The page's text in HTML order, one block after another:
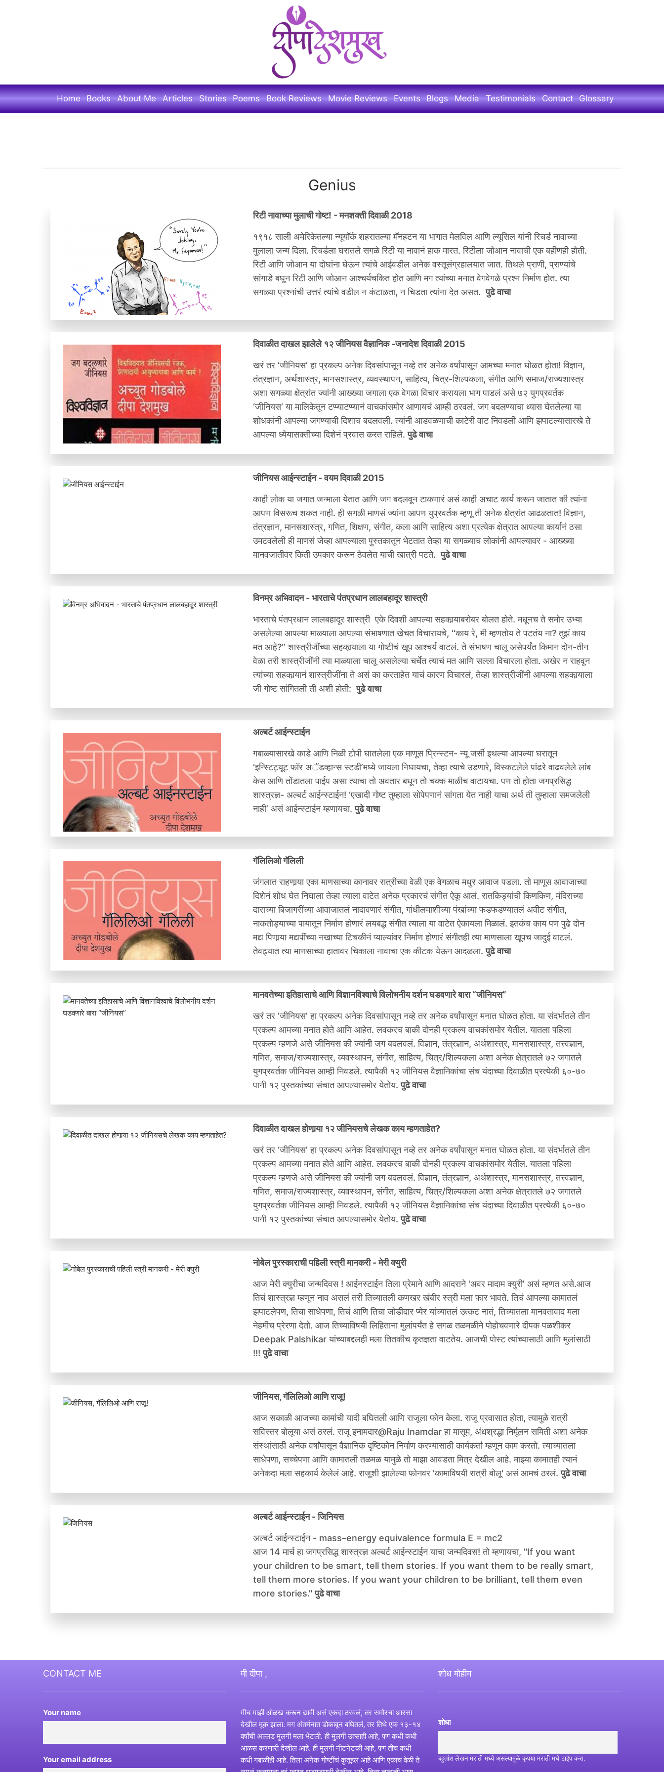
Home Books About Me Articles Stories Poems Book Reviews Movie Reviews Events Blogs Media Testimonials Contact Glossary
Genius
रिटी नावाच्या मुलाची गोष्ट! - मनशक्ती दिवाळी 2018
१९१८ साली अमेरिकेतल्या न्यूयॉर्क शहरातल्या मॅनहटन या भागात मेलविल आणि ल्यूसिल यांनी रिचर्ड नावाच्या
मुलाला जन्म दिला. रिचर्डला घरातले सगळे रिटी या नावानं हाक मारत. रिटीला जोआन नावाची एक बहीणही होती.
रिटी आणि जोआन या दोघांना घेऊन त्यांचे आईवडील अनेक वस्तूसंग्रहालयात जात. तिथले प्राणी, प्राण्यांचे
सांगाडे बघून रिटी आणि जोआन आश्चर्यचकित होत आणि मग त्यांच्या मनात वेगवेगळे प्रश्न निर्माण होत. त्या
सगळ्या प्रश्नांची उत्तरं त्यांचे वडील न कंटाळता, न चिडता त्यांना देत असत.पुढे वाचा
दिवाळीत दाखल झालेले १२ जीनियस वैज्ञानिक -जनादेश दिवाळी 2015
खरं तर ‘जीनियस’ हा प्रकल्प अनेक दिवसांपासून नव्हे तर अनेक वर्षांपासून आमच्या मनात घोळत होता! विज्ञान,
तंत्रज्ञान, अर्थशास्त्र, मानसशास्त्र, व्यवस्थापन, साहित्य, चित्र-शिल्पकला, संगीत आणि समाज/राज्यशास्त्र
अशा सगळ्या क्षेत्रांत ज्यांनी आख्ख्या जगाला एक वेगळा विचार करायला भाग पाडलं असे ७२ युगप्रवर्तक
‘जीनियस’ या मालिकेतून टप्प्याटप्प्यानं वाचकांसमोर आणायचं आम्ही ठरवलं. जग बदलण्याचा ध्यास घेतलेल्या या
शोधकांनी आपल्या जगण्याची दिशाच बदलवली. त्यांनी आडवळणाची काटेरी वाट निवडली आणि झपाटल्यासारखे ते
आपल्या ध्येयासक्तीच्या दिशेनं प्रवास करत राहिले.पुढे वाचा
जीनियस आईन्स्टाईन - वयम दिवाळी 2015
काही लोक या जगात जन्माला येतात आणि जग बदलवून टाकणारं असं काही अचाट कार्य करून जातात की त्यांना
आपण विसरूच शकत नाही. ही सगळी माणसं ज्यांना आपण युप्रवर्तक म्हणू ती अनेक क्षेत्रांत आढळतात! विज्ञान,
तंत्रज्ञान, मानसशास्त्र, गणित, शिक्षण, संगीत, कला आणि साहित्य अशा प्रत्येक क्षेत्रात आपल्या कार्यानं ठसा
उमटवलेली ही माणसं जेव्हा आपल्याला पुस्तकातून भेटतात तेव्हा या सगळ्याच लोकांनी आपल्यावर - आख्ख्या
मानवजातीवर किती उपकार करून ठेवलेत याची खात्री पटते.पुढे वाचा
विनम्र अभिवादन - भारताचे पंतप्रधान लालबहादूर शास्त्री
भारताचे पंतप्रधान लालबहादूर शास्त्री एके दिवशी आपल्या सहकार्‍याबरोबर बोलत होते. मधूनच ते समोर उभ्या
असलेल्या आपल्या माळ्याला आपल्या संभाषणात खेचत विचारायचे, ‘‘काय रे, मी म्हणतोय ते पटतंय ना? तुझं काय
मत आहे?’’ शास्त्रीजींच्या सहकार्‍याला या गोष्टीचं खूप आश्चर्य वाटलं. ते संभाषण चालू असेपर्यंत किमान दोन-तीन
वेळा तरी शास्त्रीजींनी त्या माळ्याला चालू असलेल्या चर्चेत त्याचं मत आणि सल्ला विचारला होता. अखेर न राहवून
त्यांच्या सहकार्‍यानं शास्त्रीजींना ते असं का करताहेत याचं कारण विचारलं, तेव्हा शास्त्रीजींनी आपल्या सहकार्‍याला
जी गोष्ट सांगितली ती अशी होती:पुढे वाचा
अल्बर्ट आईन्स्टाईन
गबाळ्यासारखे काडे आणि निळी टोपी घातलेला एक माणूस प्रिन्स्टन- न्यू जर्सी इथल्या आपल्या घरातून
‘इन्स्टिट्यूट फॉर अॅडव्हान्स स्टडी’मध्ये जायला निघायचा, तेव्हा त्याचे उडणारे, विस्कटलेले पांढरे वाढवलेले लांब
केस आणि तोंडातला पाईप असा त्याचा तो अवतार बघून तो चक्क माळीच वाटायचा. पण तो होता जगप्रसिद्ध
शास्त्रज्ञ- अल्बर्ट आईन्स्टाईन! ‘एखादी गोष्ट तुम्हाला सोपेपणानं सांगता येत नाही याचा अर्थ ती तुम्हाला समजलेली
नाही’ असं आईन्स्टाईन म्हणायचा.पुढे वाचा
गॅलिलिओ गॅलिली
जंगलात राहणार्‍या एका माणसाच्या कानावर रात्रीच्या वेळी एक वेगळाच मधुर आवाज पडला. तो माणूस आवाजाच्या
दिशेनं शोध घेत निघाला तेव्हा त्याला वाटेत अनेक प्रकारचं संगीत ऐकू आलं. रातकिड्यांची किणकिण, मंदिराच्या
दाराच्या बिजागरींच्या आवाजातलं नादावणारं संगीत, गांधीलमाशीच्या पंखांच्या फडफडण्यातलं अवीट संगीत,
नाकतोड्याच्या पायातून निर्माण होणारं लयबद्ध संगीत त्याला या वाटेत ऐकायला मिळालं. इतकंच काय पण पुढे दोन
मद्य पिणार्‍या मद्यपींच्या नखाच्या टिचकीनं प्याल्यांवर निर्माण होणारं संगीतही त्या माणसाला खूपच जादुई वाटलं.
तेवढ्यात त्या माणसाच्या हातावर चिकाला नावाचा एक कीटक येऊन आदळला.पुढे वाचा
मानवतेच्या इतिहासाचे आणि विज्ञानविश्वाचे विलोभनीय दर्शन घडवणारे बारा “जीनियस”
खरं तर ‘जीनियस’ हा प्रकल्प अनेक दिवसांपासून नव्हे तर अनेक वर्षांपासून मनात घोळत होता. या संदर्भातले तीन
प्रकल्प आमच्या मनात होते आणि आहेत. लवकरच बाकी दोनही प्रकल्प वाचकांसमोर येतील. यातला पहिला
प्रकल्प म्हणजे असे जीनियस की ज्यांनी जग बदलवलं. विज्ञान, तंत्रज्ञान, अर्थशास्त्र, मानसशास्त्र, तत्त्वज्ञान,
गणित, समाज/राज्यशास्त्र, व्यवस्थापन, संगीत, साहित्य, चित्र/शिल्पकला अशा अनेक क्षेत्रातले ७२ जगातले
युगप्रवर्तक जीनियस आम्ही निवडले. त्यापैकी १२ जीनियस वैज्ञानिकांचा संच यंदाच्या दिवाळीत प्रत्येकी ६०-७०
पानी १२ पुस्तकांच्या संचात आपल्यासमोर येतोय.पुढे वाचा
दिवाळीत दाखल होणार्‍या १२ जीनियसचे लेखक काय म्हणताहेत?
खरं तर ‘जीनियस’ हा प्रकल्प अनेक दिवसांपासून नव्हे तर अनेक वर्षांपासून मनात घोळत होता. या संदर्भातले तीन
प्रकल्प आमच्या मनात होते आणि आहेत. लवकरच बाकी दोनही प्रकल्प वाचकांसमोर येतील. यातला पहिला
प्रकल्प म्हणजे असे जीनियस की ज्यांनी जग बदलवलं. विज्ञान, तंत्रज्ञान, अर्थशास्त्र, मानसशास्त्र, तत्त्वज्ञान,
गणित, समाज/राज्यशास्त्र, व्यवस्थापन, संगीत, साहित्य, चित्र/शिल्पकला अशा अनेक क्षेत्रातले ७२ जगातले
युगप्रवर्तक जीनियस आम्ही निवडले. त्यापैकी १२ जीनियस वैज्ञानिकांचा संच यंदाच्या दिवाळीत प्रत्येकी ६०-७०
पानी १२ पुस्तकांच्या संचात आपल्यासमोर येतोय.पुढे वाचा
नोबेल पुरस्काराची पहिली स्त्री मानकरी - मेरी क्युरी
आज मेरी क्युरीचा जन्मदिवस ! आईनस्टाईन तिला प्रेमाने आणि आदराने 'अवर मादाम क्युरी' असं म्हणत असे.आज
तिचं शास्त्रज्ञ म्हणून नाव असलं तरी तिच्यातली कणखर खंबीर स्त्री मला फार भावते. तिचं आपल्या कामातलं
झपाटलेपण, तिचा साधेपणा, तिचं आणि तिचा जोडीदार प्येर यांच्यातलं उत्कट नातं, तिच्यातला मानवतावाद मला
नेहमीच प्रेरणा देतो. आज तिच्याविषयी लिहिताना मुलांपर्यंत हे सगळ तळमळीने पोहोचवणारे दीपक पळशीकर
Deepak Palshikar यांच्याबद्दलही मला तितकीच कृतज्ञता वाटतेय. आजची पोस्ट त्यांच्यासाठी आणि मुलांसाठी
!!!पुढे वाचा
जीनियस, गॅलिलिओ आणि राजू!
आज सकाळी आजच्या कामांची यादी बघितली आणि राजूला फोन केला. राजू प्रवासात होता, त्यामुळे रात्री
सविस्तर बोलूया असं ठरलं. राजू इनामदार@Raju Inamdar हा मासूम, अंधश्रद्धा निर्मूलन समिती अशा अनेक
संस्थांसाठी अनेक वर्षांपासून वैज्ञानिक दृष्टिकोन निर्माण करण्यासाठी कार्यकर्ता म्हणून काम करतो. त्याच्यातला
साधेपणा, सच्चेपणा आणि कामातली तळमळ यामुळे तो माझा आवडता मित्र देखील आहे. माझ्या कामातही त्यानं
अनेकदा मला सहकार्य केलेलं आहे. राजूशी झालेल्या फोनवर 'कामाविषयी रात्री बोलू' असं आमचं ठरलं.पुढे वाचा
अल्बर्ट आईन्स्टाईन - जिनियस
अल्बर्ट आईन्स्टाईन - mass–energy equivalence formula E = mc2
आज 14 मार्च हा जगप्रसिद्ध शास्त्रज्ञ अल्बर्ट आईन्स्टाईन याचा जन्मदिवस! तो म्हणायचा, "If you want
your children to be smart, tell them stories. If you want them to be really smart,
tell them more stories. If you want your children to be brilliant, tell them even
more stories."पुढे वाचा
CONTACT ME
Your name
Your email address
मी दीपा ,
मीच माझी ओळख करून द्यावी असं एकदा ठरवलं, तर समोरचा आरसा
देखील मूक झाला. मग अंतर्मनात डोकावून बघितलं, तर तिथे एक १३-१४
वर्षांची अल्लड मुलगी मला भेटली. ही मुलगी उत्साही आहे, पण कधी कधी
आळस करणारी देखील आहे. ही मुलगी नीटनेटकी आहे, पण तीच कधी
कधी गबाळीही आहे. तिला अनेक गोष्टींचं कुतूहल आहे आणि एकाच वेळी ते
शोध मोहीम
शोधा
बहुतांश लेखन मराठी मध्ये असल्यामुळे कृपया मराठी मधे टाईप करा.